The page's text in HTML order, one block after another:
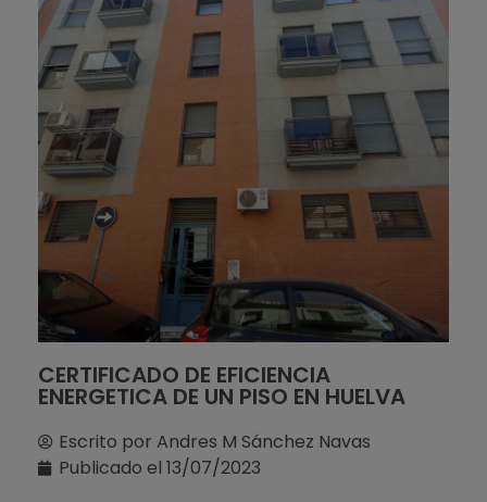
CERTIFICADO DE EFICIENCIA
ENERGETICA DE UN PISO EN HUELVA
Escrito por Andres M Sánchez Navas
Publicado el 13/07/2023